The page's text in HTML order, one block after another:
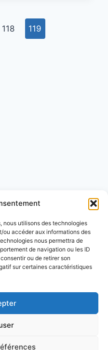
nous utilisons des technologies
accéder aux informations des
nous permettra de
de navigation ou les ID
ou de retirer son
sur certaines caractéristiques
118 119
d'utilisation
de vente